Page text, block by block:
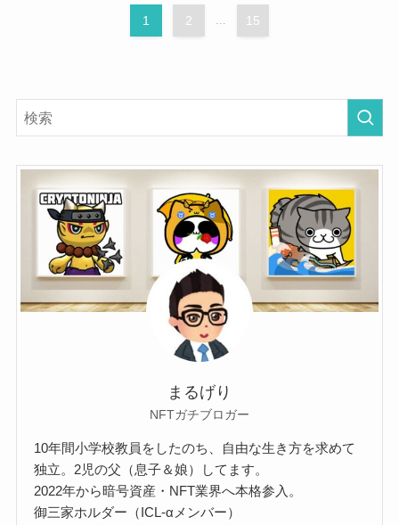
1 2 15
まるげり
NFTガチブロガー
10年間小学校教員をしたのち、自由な生き方を求めて
独立。2児の父（息子＆娘）してます。
2022年から暗号資産・NFT業界へ本格参入。
御三家ホルダー（ICL-αメンバー）